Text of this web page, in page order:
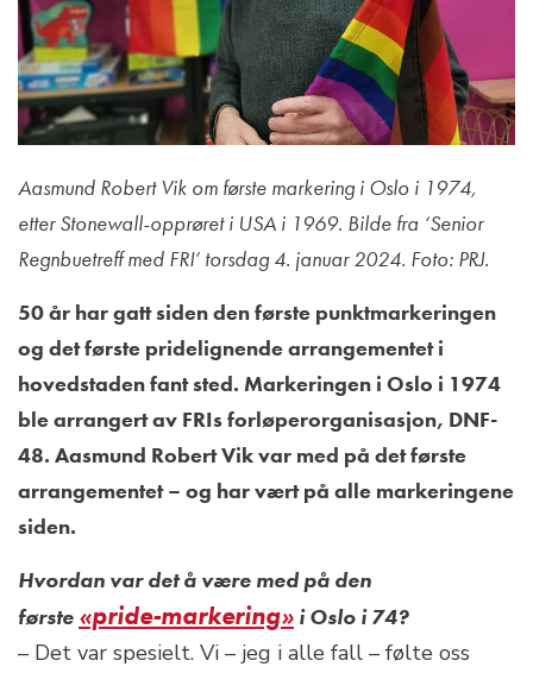
Aasmund Robert Vik om første markering i Oslo i 1974,
etter Stonewall-opprøret i USA i 1969. Bilde fra ‘Senior
Regnbuetreff med FRI’ torsdag 4. januar 2024. Foto: PRJ.
50 år har gatt siden den første punktmarkeringen
og det første pridelignende arrangementet i
hovedstaden fant sted. Markeringen i Oslo i 1974
ble arrangert av FRIs forløperorganisasjon, DNF-
48. Aasmund Robert Vik var med på det første
arrangementet – og har vært på alle markeringene
siden.
Hvordan var det å være med på den
første «pride-markering» i Oslo i 74?
– Det var spesielt. Vi – jeg i alle fall – følte oss